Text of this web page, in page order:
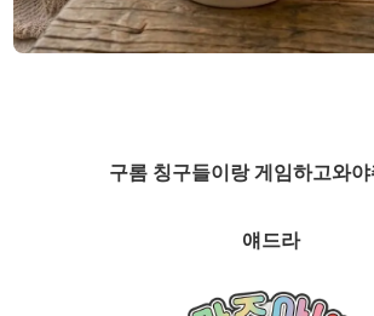
구롬 칭구들이랑 게임하고와
얘드라